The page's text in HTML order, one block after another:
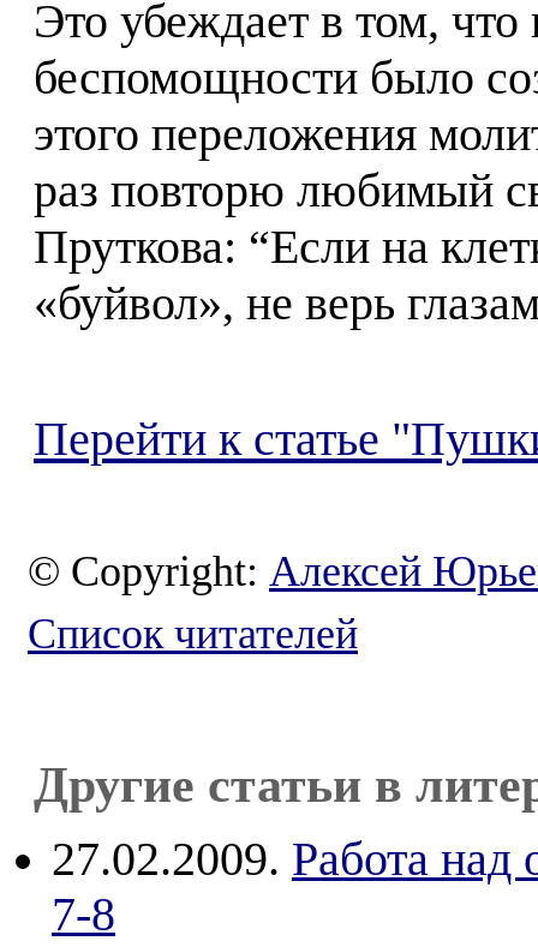
Это убеждает в том, что
беспомощности было
этого переложения
раз повторю любимый
Пруткова: “Если на
«буйвол», не верь
Перейти к статье
© Copyright: Алексей
Список читателей
Другие статьи в
27.02.2009. Работа
7-8